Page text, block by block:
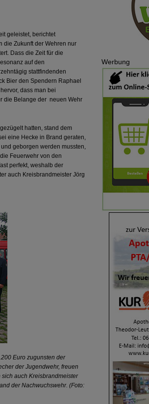
geleistet, berichtet
die Zukunft der Wehren nur
Dass die Zeit für die
auf den
stattfindenden
Bier den Spendern Raphael
dass man bei
die Belange der neuen Wehr
hatten, stand dem
eine Hecke in Brand geraten,
geborgen werden mussten,
Feuerwehr von den
perfekt, weshalb der
auch Kreisbrandmeister Jörg
Euro zugunsten der
der Jugendwehr, freuen
auch Kreisbrandmeister
der Nachwuchswehr. (Foto:
Werbung